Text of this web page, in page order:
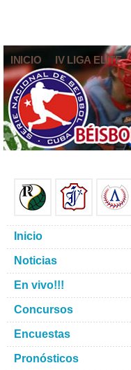
INICIO IV LIGA ELITE
Inicio
Noticias
En vivo!!!
Concursos
Encuestas
Pronósticos